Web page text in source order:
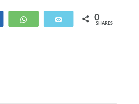
WhatsApp Email 0
SHARES